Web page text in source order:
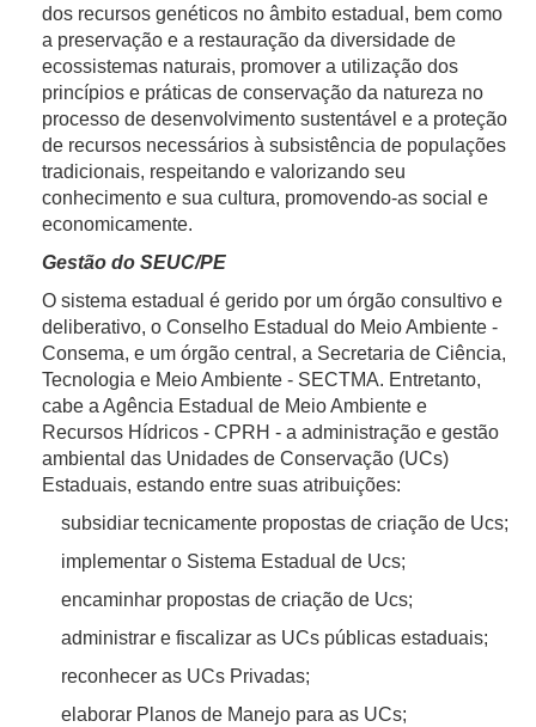
dos recursos genéticos no âmbito estadual, bem como
a preservação e a restauração da diversidade de
ecossistemas naturais, promover a utilização dos
princípios e práticas de conservação da natureza no
processo de desenvolvimento sustentável e a proteção
de recursos necessários à subsistência de populações
tradicionais, respeitando e valorizando seu
conhecimento e sua cultura, promovendo-as social e
economicamente.
Gestão do SEUC/PE
O sistema estadual é gerido por um órgão consultivo e
deliberativo, o Conselho Estadual do Meio Ambiente -
Consema, e um órgão central, a Secretaria de Ciência,
Tecnologia e Meio Ambiente - SECTMA. Entretanto,
cabe a Agência Estadual de Meio Ambiente e
Recursos Hídricos - CPRH - a administração e gestão
ambiental das Unidades de Conservação (UCs)
Estaduais, estando entre suas atribuições:
subsidiar tecnicamente propostas de criação de Ucs;
implementar o Sistema Estadual de Ucs;
encaminhar propostas de criação de Ucs;
administrar e fiscalizar as UCs públicas estaduais;
reconhecer as UCs Privadas;
elaborar Planos de Manejo para as UCs;